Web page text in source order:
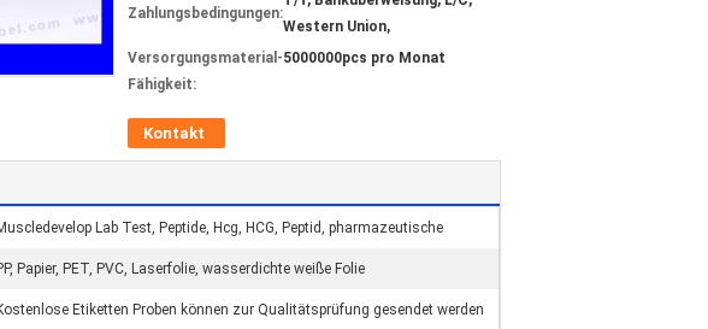
Zahlungsbedingungen:
Western Union,
Versorgungsmaterial-
Fähigkeit:
5000000pcs pro Monat
Kontakt
Lab Test, Peptide, Hcg, HCG, Peptid, pharmazeutische
Papier, PET, PVC, Laserfolie, wasserdichte weiße Folie
Etiketten Proben können zur Qualitätsprüfung gesendet werden